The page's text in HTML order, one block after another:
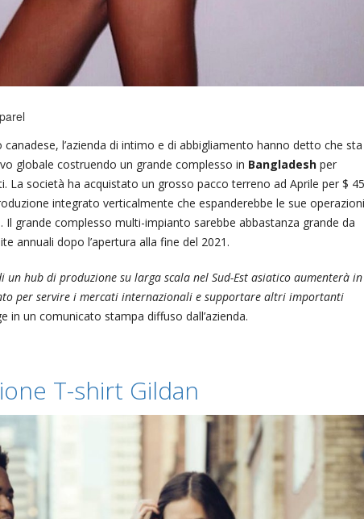
l’azienda di intimo e di abbigliamento hanno detto che sta
globale costruendo un grande complesso in Bangladesh per
La società ha acquistato un grosso pacco terreno ad Aprile per $ 45
integrato verticalmente che espanderebbe le sue operazioni
grande complesso multi-impianto sarebbe abbastanza grande da
annuali dopo l’apertura alla fine del 2021.
un hub di produzione su larga scala nel Sud-Est asiatico aumenterà in
per servire i mercati internazionali e supportare altri importanti
in un comunicato stampa diffuso dall’azienda.
T-shirt Gildan